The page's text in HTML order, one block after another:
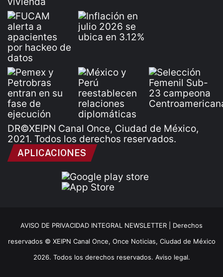
DR©XEIPN Canal Once, Ciudad de México,
2021. Todos los derechos reservados.
APLICACIONES
AVISO DE PRIVACIDAD INTEGRAL NEWSLETTER | Derechos
reservados © XEIPN Canal Once, Once Noticias, Ciudad de México
2026. Todos los derechos reservados. Aviso legal.